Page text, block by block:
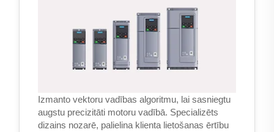
Izmanto vektoru vadības algoritmu, lai sasniegtu
augstu precizitāti motoru vadībā. Specializēts
dizains nozarē, palielina klienta lietošanas ērtību